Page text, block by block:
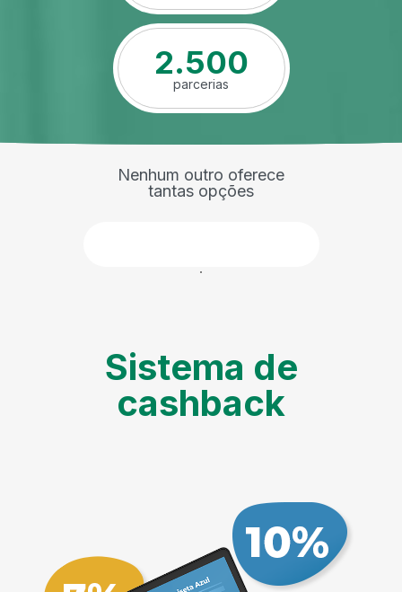
2.500
parcerias
Nenhum outro oferece
tantas opções
Sistema de
cashback